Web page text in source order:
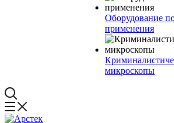
Оборудование
применения
микроскопы